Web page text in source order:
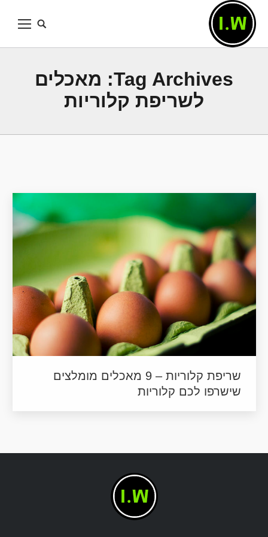
Tag Archives:
מאכלים
לשריפת קלוריות
שריפת קלוריות – 9 מאכלים מומלצים
שישרפו לכם קלוריות